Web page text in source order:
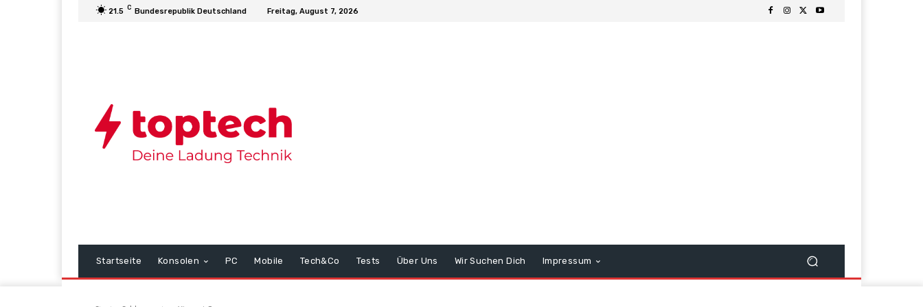
21.5 C Bundesrepublik Deutschland Freitag, August 7, 2026
Startseite Konsolen PC Mobile Tech&Co Tests Über Uns Wir Suchen Dich Impressum